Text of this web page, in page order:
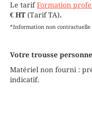
Le tarifFormation
€ HT (Tarif TA).
*Information non contractuelle
Votre trousse
Matériel non fourni :
indicatif.